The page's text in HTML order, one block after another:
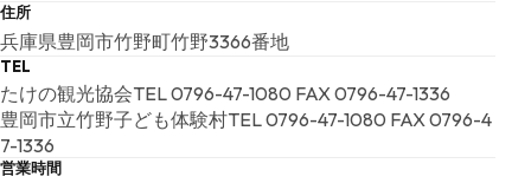
住所
兵庫県豊岡市竹野町竹野3366番地
TEL
たけの観光協会TEL 0796-47-1080 FAX 0796-47-1336
豊岡市立竹野子ども体験村TEL 0796-47-1080 FAX 0796-4
7-1336
営業時間